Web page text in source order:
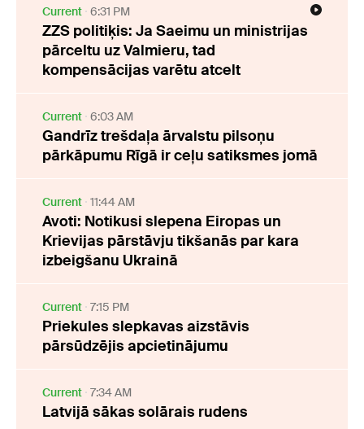
Current 6:31 PM
ZZS politiķis: Ja Saeimu un ministrijas
pārceltu uz Valmieru, tad
kompensācijas varētu atcelt
Current 6:03 AM
Gandrīz trešdaļa ārvalstu pilsoņu
pārkāpumu Rīgā ir ceļu satiksmes jomā
Current 11:44 AM
Avoti: Notikusi slepena Eiropas un
Krievijas pārstāvju tikšanās par kara
izbeigšanu Ukrainā
Current 7:15 PM
Priekules slepkavas aizstāvis
pārsūdzējis apcietinājumu
Current 7:34 AM
Latvijā sākas solārais rudens